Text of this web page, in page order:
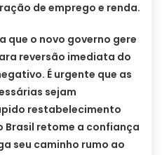
de emprego e renda.
que o novo governo gere
reversão imediata do
É urgente que as
sejam
restabelecimento
Brasil retome a confiança
seu caminho rumo ao